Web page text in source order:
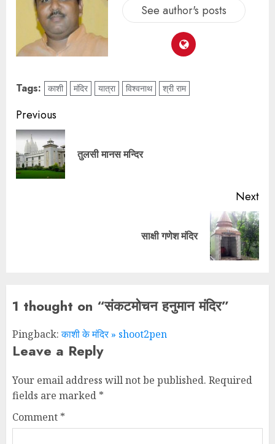
See author's posts
Tags: काशी मंदिर यात्रा विश्वनाथ श्री राम
Previous
तुलसी मानस मन्दिर
Next
साक्षी गणेश मंदिर
1 thought on “संकटमोचन हनुमान मंदिर”
Pingback:काशी के मंदिर » shoot2pen
Leave a Reply
Your email address will not be published. Required
fields are marked *
Comment *